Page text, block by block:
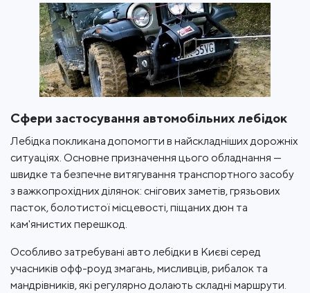
Сфери застосування автомобільних лебідок
Лебідка покликана допомогти в найскладніших дорожніх
ситуаціях. Основне призначення цього обладнання —
швидке та безпечне витягування транспортного засобу
з важкопрохідних ділянок: снігових заметів, грязьових
пасток, болотистої місцевості, піщаних дюн та
кам'янистих перешкод.
Особливо затребувані авто лебідки в Києві серед
учасників офф-роуд змагань, мисливців, рибалок та
мандрівників, які регулярно долають складні маршрути.